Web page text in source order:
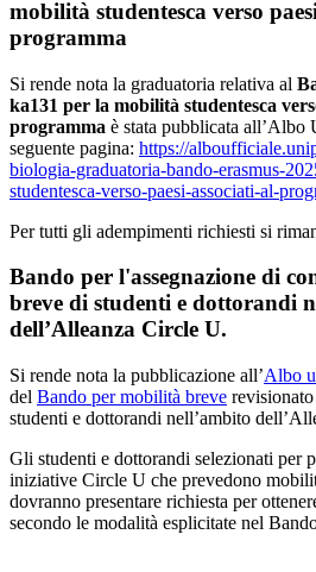
mobilità studentesca verso
programma
Si rende nota la graduatoria relativa al
ka131 per la mobilità studentesca
programma è stata pubblicata
seguente pagina: https://
biologia-graduatoria-bando-erasmus-
studentesca-verso-paesi-associati-al-
Per tutti gli adempimenti richiesti si
Bando per l'assegnazione di
breve di studenti e dottorandi
dell’Alleanza Circle U.
Si rende nota la pubblicazione all’Albo
del Bando per mobilità breve
studenti e dottorandi nell’ambito
Gli studenti e dottorandi selezionati per
iniziative Circle U che prevedono
dovranno presentare richiesta per
secondo le modalità esplicitate nel